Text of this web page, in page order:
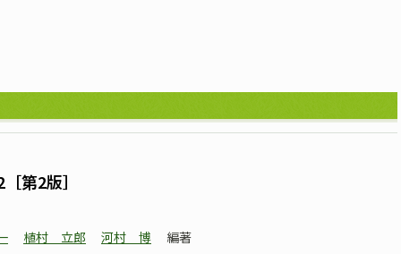
第2版］
植村 立郎 河村 博
編著